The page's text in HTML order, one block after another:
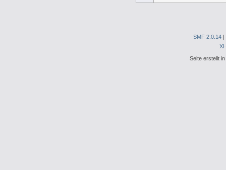
SMF 2.0.14 |
Seite erstellt